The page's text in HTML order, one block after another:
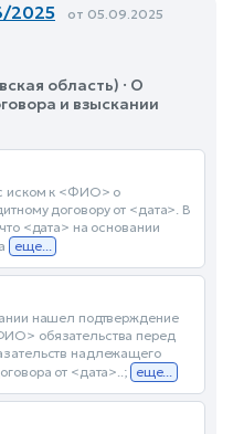
2025 от 05.09.2025
область) · О
и взыскании
иском к <ФИО> о
договору от <дата>. В
<дата> на основании
еще...
нашел подтверждение
обязательства перед
надлежащего
от <дата>..; еще...